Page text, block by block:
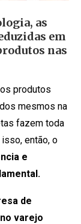
as
em
nas
produtos
mesmos na
fazem toda
então, o
e
de
varejo